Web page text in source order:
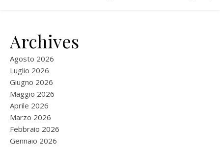
Archives
Agosto 2026
Luglio 2026
Giugno 2026
Maggio 2026
Aprile 2026
Marzo 2026
Febbraio 2026
Gennaio 2026